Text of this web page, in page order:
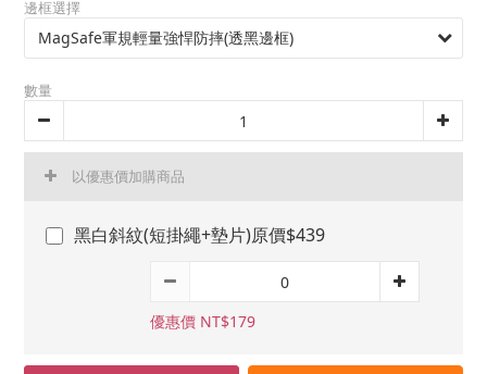
邊框選擇
數量
以優惠價加購商品
黑白斜紋(短掛繩+墊片)原價$439
優惠價 NT$179